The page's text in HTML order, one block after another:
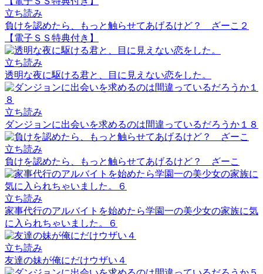
立ち読み
負けを認めたら、もっと触らせてあげるけど？ ざーこ２
【電子ＳＳ特典付き】
立ち読み
透明な夜に駆ける君と、目に見えない恋をした。
立ち読み
ダンジョンに出会いを求めるのは間違っているだろうか１８
立ち読み
負けを認めたら、もっと触らせてあげるけど？ ざーこ
立ち読み
家事代行のアルバイトを始めたら学園一の美少女の家族に気
に入られちゃいました。６
立ち読み
友達の妹が俺にだけウザい４